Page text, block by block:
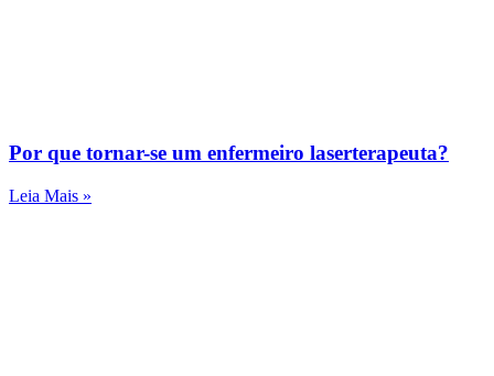
Por que tornar-se um enfermeiro laserterapeuta?
Leia Mais »